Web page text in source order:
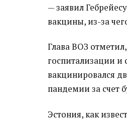
— заявил
вакцины, из-за
Глава ВОЗ
госпитализации и
вакцинировался
пандемии за счет
Эстония, как